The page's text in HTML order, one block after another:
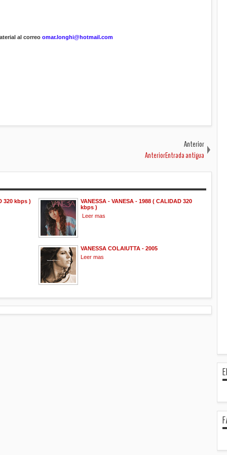
al correo omar.longhi@hotmail.com
Anterior
AnteriorEntrada antigua
320 kbps )
VANESSA - VANESA - 1988 ( CALIDAD 320
kbps )
Leer mas
VANESSA COLAIUTTA - 2005
Leer mas